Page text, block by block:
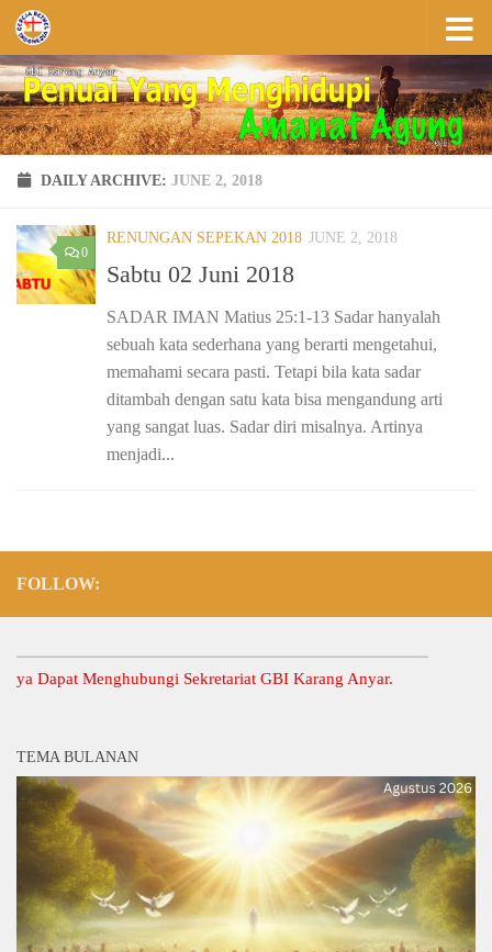
Skip to content
DAILY ARCHIVE: JUNE 2, 2018
0
RENUNGAN SEPEKAN 2018 JUNE 2, 2018
Sabtu 02 Juni 2018
SADAR IMAN Matius 25:1-13 Sadar hanyalah
sebuah kata sederhana yang berarti mengetahui,
memahami secara pasti. Tetapi bila kata sadar
ditambah dengan satu kata bisa mengandung arti
yang sangat luas. Sadar diri misalnya. Artinya
menjadi...
FOLLOW:
Menghubungi Sekretariat GBI Karang Anyar.
TEMA BULANAN